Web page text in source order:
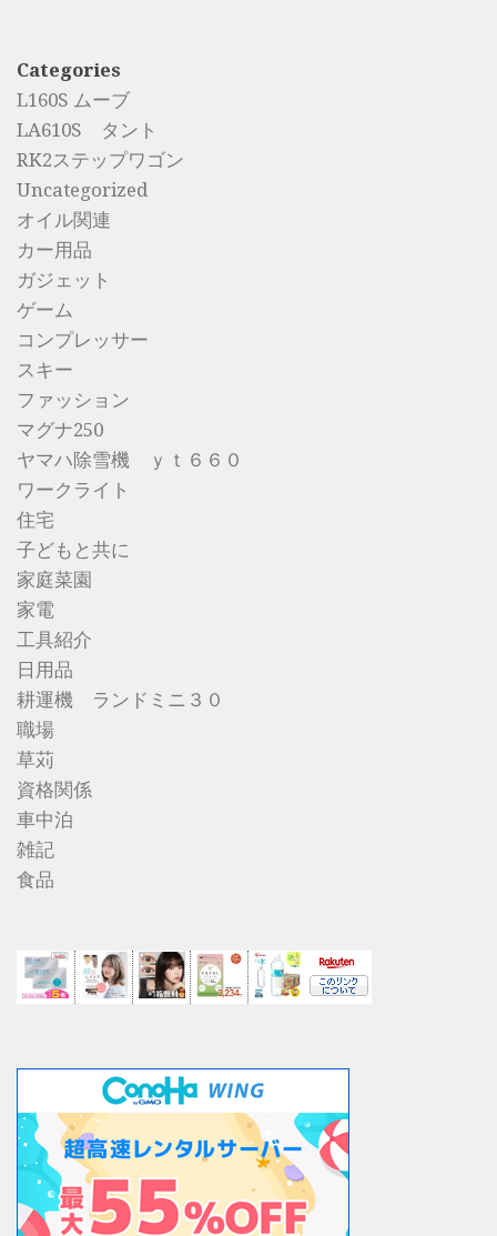
Categories
L160S ムーブ
LA610S タント
RK2ステップワゴン
Uncategorized
オイル関連
カー用品
ガジェット
ゲーム
コンプレッサー
スキー
ファッション
マグナ250
ヤマハ除雪機 ｙｔ６６０
ワークライト
住宅
子どもと共に
家庭菜園
家電
工具紹介
日用品
耕運機 ランドミニ３０
職場
草苅
資格関係
車中泊
雑記
食品